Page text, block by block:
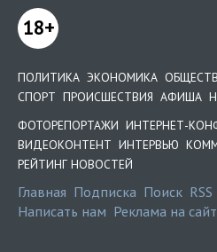
18+
ПОЛИТИКА ЭКОНОМИКА
СПОРТ ПРОИСШЕСТВИЯ АФИША
ФОТОРЕПОРТАЖИ ИНТЕРНЕТ-
ВИДЕОКОНТЕНТ ИНТЕРВЬЮ
РЕЙТИНГ НОВОСТЕЙ
Главная Подписка Поиск RSS
Написать нам Реклама на